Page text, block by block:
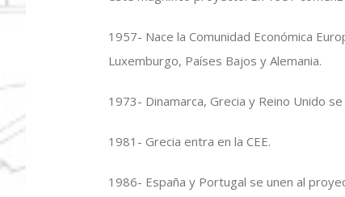
1957- Nace la Comunidad Económica
Luxemburgo, Países Bajos y Alemania.
1973- Dinamarca, Grecia y Reino Unido se
1981- Grecia entra en la CEE.
1986- España y Portugal se unen al